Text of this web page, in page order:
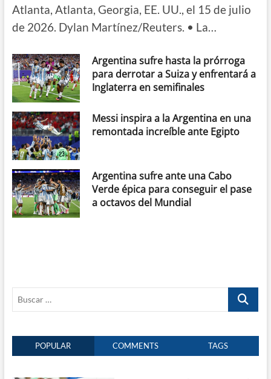
Atlanta, Atlanta, Georgia, EE. UU., el 15 de julio
de 2026. Dylan Martínez/Reuters. • La…
Argentina sufre hasta la prórroga
para derrotar a Suiza y enfrentará a
Inglaterra en semifinales
Messi inspira a la Argentina en una
remontada increíble ante Egipto
Argentina sufre ante una Cabo
Verde épica para conseguir el pase
a octavos del Mundial
Buscar
POPULAR COMMENTS TAGS